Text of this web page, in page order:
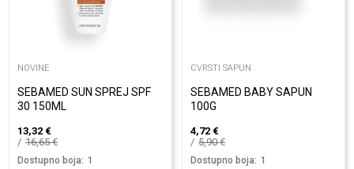
NOVINE
SEBAMED SUN SPREJ SPF
30 150ML
13,32 €
16,65€
Dostupno boja: 1
CVRSTI SAPUN
SEBAMED BABY SAPUN
100G
4,72 €
5,90€
Dostupno boja: 1